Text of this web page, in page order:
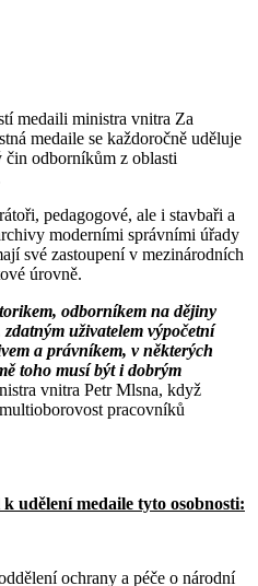
medaili ministra vnitra Za
medaile se každoročně uděluje
odborníkům z oblasti
pedagogové, ale i stavbaři a
moderními správními úřady
své zastoupení v mezinárodních
úrovně.
odborníkem na dějiny
uživatelem výpočetní
a právníkem, v některých
toho musí být i dobrým
vnitra Petr Mlsna, když
pracovníků
udělení medaile tyto osobnosti:
ochrany a péče o národní